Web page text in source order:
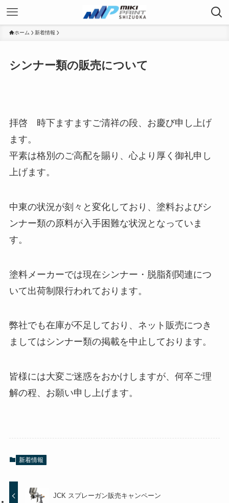
ホーム 新着情報
シンナー類の販売について
拝啓 時下ますますご清祥の段、お慶び申し上げ
ます。
平素は格別のご高配を賜り、心より厚く御礼申し
上げます。
中東の状況が刻々と変化しており、塗料およびシ
ンナー類の原料が入手困難な状況となっていま
す。
塗料メーカーでは現在シンナー・脱脂剤関連につ
いて出荷制限行われております。
弊社でも在庫が不足しており、ネット販売につき
ましてはシンナー類の掲載を中止しております。
皆様には大変ご迷惑をおかけしますが、何卒ご理
解の程、お願い申し上げます。
新着情報
JCK スプレーガン販売キャンペーン